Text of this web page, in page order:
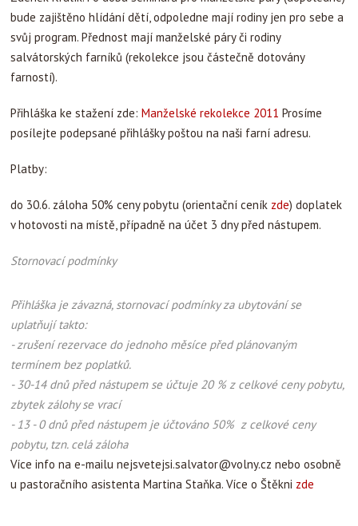
bude zajištěno hlídání dětí, odpoledne mají rodiny jen pro sebe a
svůj program. Přednost mají manželské páry či rodiny
salvátorských farníků (rekolekce jsou částečně dotovány
farností).
Přihláška ke stažení zde: Manželské rekolekce 2011 Prosíme
posílejte podepsané přihlášky poštou na naši farní adresu.
Platby:
do 30.6. záloha 50% ceny pobytu (orientační ceník zde) doplatek
v hotovosti na místě, případně na účet 3 dny před nástupem.
Stornovací podmínky
Přihláška je závazná, stornovací podmínky za ubytování se
uplatňují takto:
- zrušení rezervace do jednoho měsíce před plánovaným
termínem bez poplatků.
- 30-14 dnů před nástupem se účtuje 20 % z celkové ceny pobytu,
zbytek zálohy se vrací
- 13 - 0 dnů před nástupem je účtováno 50% z celkové ceny
pobytu, tzn. celá záloha
Více info na e-mailu nejsvetejsi.salvator@volny.cz nebo osobně
u pastoračního asistenta Martina Staňka. Více o Štěkni zde